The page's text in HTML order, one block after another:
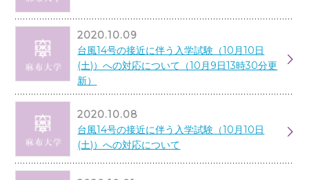
2020.10.09
台風14号の接近に伴う入学試験（10月10日
(土)）への対応について（10月9日13時30分更
新）
2020.10.08
台風14号の接近に伴う入学試験（10月10日
(土)）への対応について